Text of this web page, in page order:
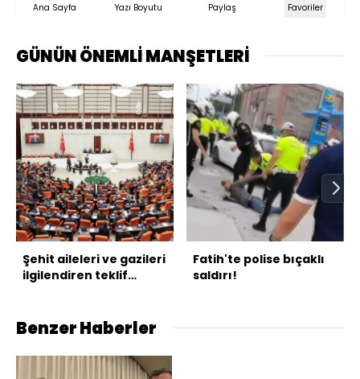
Ana Sayfa Yazı Boyutu Paylaş Favoriler
GÜNÜN ÖNEMLİ MANŞETLERİ
Şehit aileleri ve gazileri
ilgilendiren teklif
Fatih'te polise bıçaklı
saldırı!
Benzer Haberler